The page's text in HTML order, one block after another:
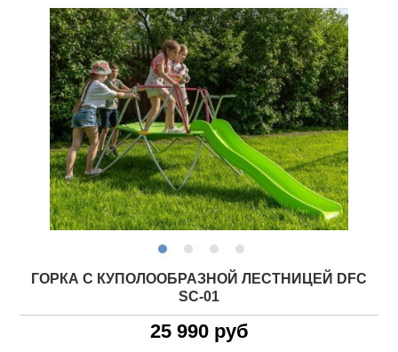
ГОРКА С КУПОЛООБРАЗНОЙ ЛЕСТНИЦЕЙ DFC
SC-01
25 990 руб